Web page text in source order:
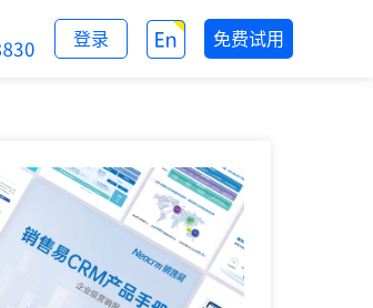
免费试用
登录